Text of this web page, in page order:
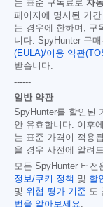
는 표준 구독료로 자
페이지에 명시된 기
는 경우에 한하며, 구
니다. SpyHunter 구
(EULA)/이용 약관
받습니다.
------
일반 약관
SpyHunter를 할인된
안 유효합니다. 이후
는 표준 가격이 적용
을 경우 사전에 알려
모든 SpyHunter 버전
정보/쿠키 정책 및 할
및 위협 평가 기준 도
법을 알아보세요